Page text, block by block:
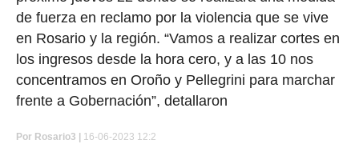
de fuerza en reclamo por la violencia que se vive
en Rosario y la región. “Vamos a realizar cortes en
los ingresos desde la hora cero, y a las 10 nos
concentramos en Oroño y Pellegrini para marchar
frente a Gobernación”, detallaron
Por Rosario3 | 16-06-2023 12:2